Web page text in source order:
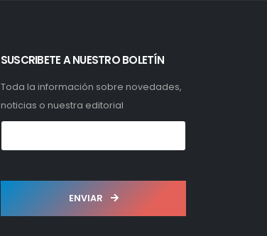
SUSCRIBETE A NUESTRO BOLETÍN
Toda la información sobre novedades,
noticias o nuestra editorial
ENVIAR